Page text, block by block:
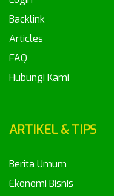
Backlink
Articles
FAQ
Hubungi Kami
ARTIKEL & TIPS
Berita Umum
Ekonomi Bisnis